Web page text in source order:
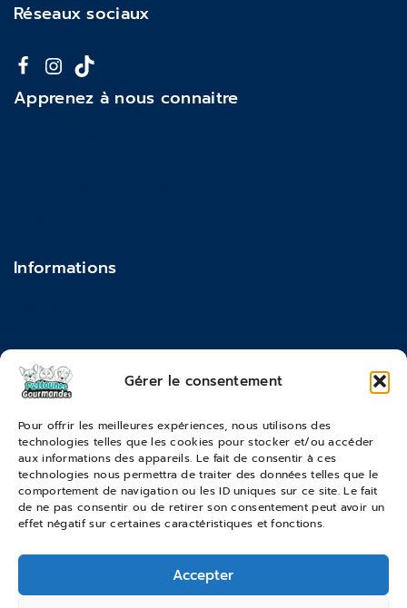
Gérer le consentement
Pour offrir les meilleures expériences, nous utilisons des
technologies telles que les cookies pour stocker et/ou accéder
aux informations des appareils. Le fait de consentir à ces
technologies nous permettra de traiter des données telles que le
comportement de navigation ou les ID uniques sur ce site. Le fait
de ne pas consentir ou de retirer son consentement peut avoir un
effet négatif sur certaines caractéristiques et fonctions.
Accepter
Réseaux sociaux
Apprenez à nous connaitre
Informations
Moyens de paiements
Conditions générales de vente
Suivi de commande
Services & Retours
Modes de livraison
© 2026 Pattounes Gourmandes